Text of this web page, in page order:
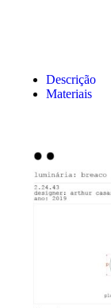
Descrição
Materiais